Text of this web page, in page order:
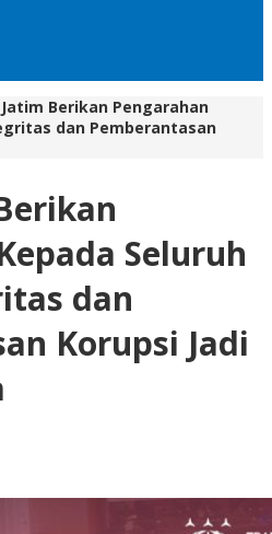
Berikan Pengarahan
dan Pemberantasan
Seluruh
dan
Korupsi Jadi